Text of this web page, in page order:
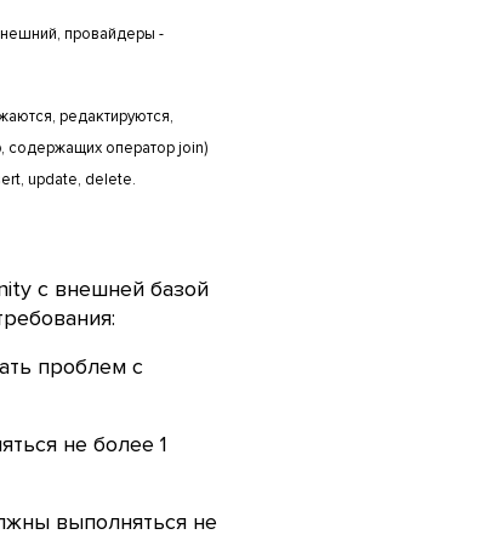
провайдеры -
редактируются,
содержащих оператор join)
update, delete.
с внешней базой
проблем с
не более 1
выполняться не